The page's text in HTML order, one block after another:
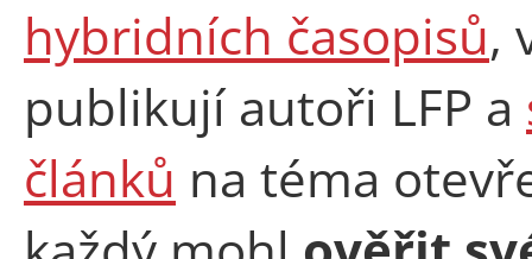
hybridních časopisů,
publikují autoři LFP a
článků na téma